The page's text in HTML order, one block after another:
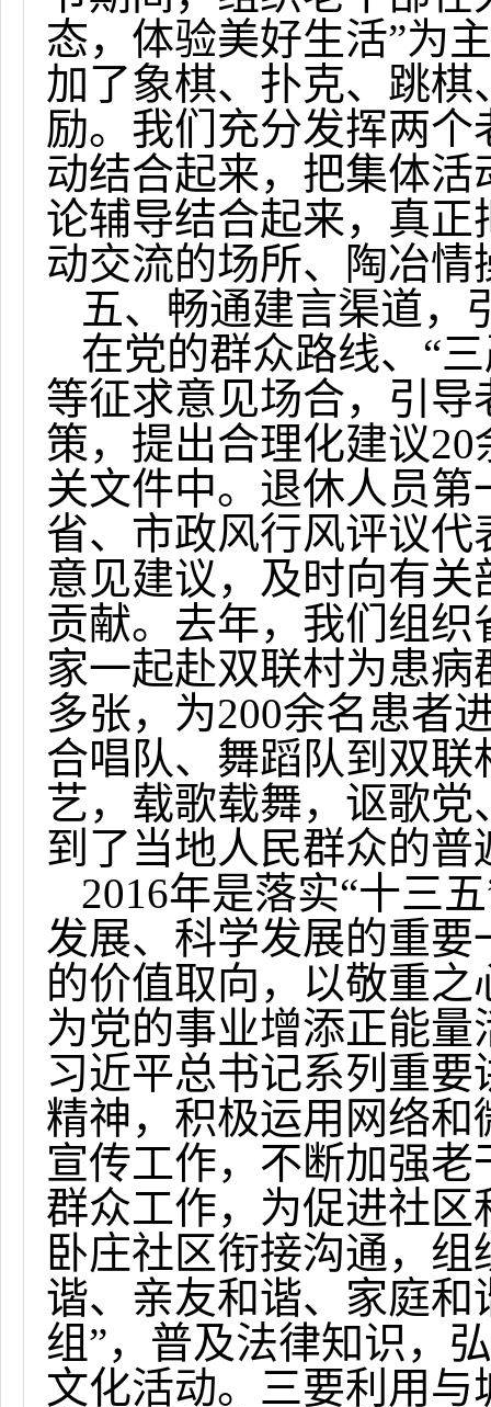
态，体验美好生活”为
加了象棋、扑克、跳
励。我们充分发挥两
动结合起来，把集体
论辅导结合起来，真
动交流的场所、陶冶
五、畅通建言渠道，
在党的群众路线、“
等征求意见场合，引
策，提出合理化建议20
关文件中。退休人员
省、市政风行风评议
意见建议，及时向有
贡献。去年，我们组
家一起赴双联村为患
多张，为200余名患者
合唱队、舞蹈队到双
艺，载歌载舞，讴歌
到了当地人民群众的普
2016年是落实“十三
发展、科学发展的重
的价值取向，以敬重
为党的事业增添正能
习近平总书记系列重
精神，积极运用网络
宣传工作，不断加强老
群众工作，为促进社
卧庄社区衔接沟通，
谐、亲友和谐、家庭和
组”，普及法律知识，
文化活动。三要利用